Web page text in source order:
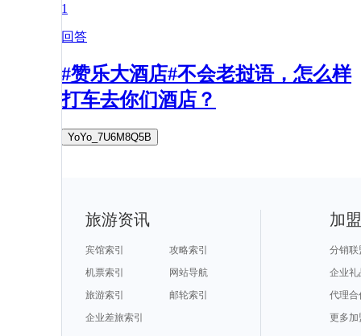
1
回答
#赞乐大酒店#不会老挝语，怎么样
打车去你们酒店？
YoYo_7U6M8Q5B
旅游资讯
宾馆索引
攻略索引
机票索引
网站导航
旅游索引
邮轮索引
企业差旅索引
加
分销联
企业礼
代理合
更多加